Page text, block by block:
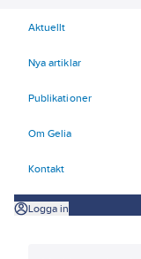
Aktuellt
Nya artiklar
Publikationer
Om Gelia
Kontakt
Logga in